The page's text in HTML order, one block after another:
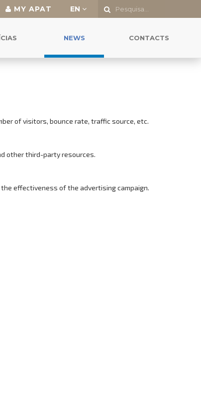
of visitors, bounce rate, traffic source, etc.
other third-party resources.
effectiveness of the advertising campaign.
MY APAT EN
NEWS CONTACTS